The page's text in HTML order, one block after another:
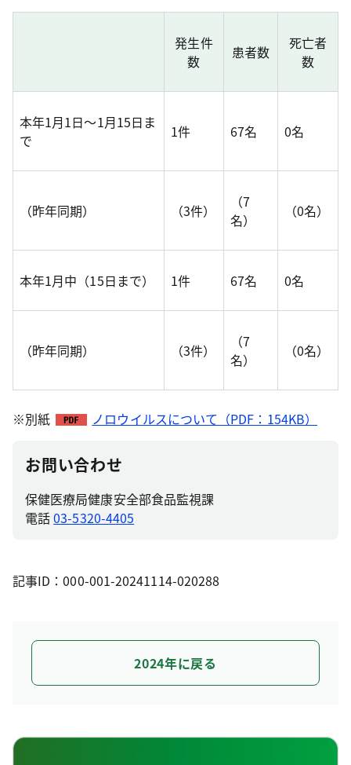
発生件
数
患者数
死亡者
数
本年1月1日～1月15日ま
で
1件 67名 0名
（昨年同期） （3件）
（7
名）
（0名）
本年1月中（15日まで） 1件 67名 0名
（昨年同期） （3件）
（7
名）
（0名）
※別紙 ノロウイルスについて（PDF：154KB）
お問い合わせ
保健医療局健康安全部食品監視課
電話03-5320-4405
記事ID：000-001-20241114-020288
2024年に戻る